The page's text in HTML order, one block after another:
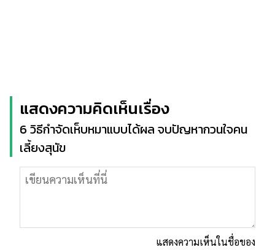
แสดงความคิดเห็นเรื่อง
6 วิธีกำจัดเห็บหมาแบบได้ผล จบปัญหากวนใจคน
เลี้ยงสุนัข
แสดงความเห็นในชื่อของ